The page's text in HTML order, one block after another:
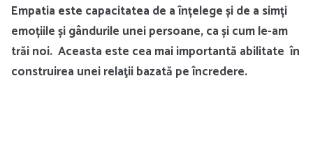
Empatia este capacitatea de a înțelege și de a simți
emoțiile și gândurile unei persoane, ca și cum le-am
trăi noi. Aceasta este cea mai importantă abilitate în
construirea unei relaţii bazată pe încredere.